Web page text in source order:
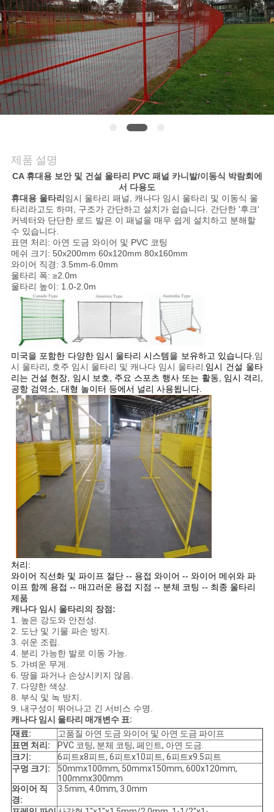
하
기
조
회
요
청
하
다
사
이
PRIVACY
POLICY
제품 설명
CA 휴대용 보안 및 건설 울타리 PVC 패널 카니발/이동식 박람회에
서 다용도
휴대용 울타리 임시 울타리 패널, 캐나다 임시 울타리 및 이동식 울
타리라고도 하며, 구조가 간단하고 설치가 쉽습니다. 간단한 '후크'
커넥터와 단단한 로드 발은 이 패널을 매우 쉽게 설치하고 분해할
수 있습니다.
표면 처리: 아연 도금 와이어 및 PVC 코팅
메쉬 크기: 50x200mm 60x120mm 80x160mm
와이어 직경: 3.5mm-6.0mm
울타리 폭: ≥2.0m
울타리 높이: 1.0-2.0m
미국을 포함한 다양한 임시 울타리 시스템을 보유하고 있습니다. 임
시 울타리, 호주 임시 울타리 및 캐나다 임시 울타리. 임시 건설 울타
리는 건설 현장, 임시 보호, 주요 스포츠 행사 또는 활동, 임시 격리,
공항 검역소, 대형 놀이터 등에서 널리 사용됩니다.
처리:
와이어 직선화 및 파이프 절단 -- 용접 와이어 -- 와이어 메쉬와 파
이프 함께 용접 -- 매끄러운 용접 지점 -- 분체 코팅 -- 최종 울타리
제품
캐나다 임시 울타리의 장점:
1. 높은 강도와 안전성.
2. 도난 및 기물 파손 방지.
3. 쉬운 조립.
4. 분리 가능한 발로 이동 가능.
5. 가벼운 무게.
6. 땅을 파거나 손상시키지 않음.
7. 다양한 색상.
8. 부식 및 녹 방지.
9. 내구성이 뛰어나고 긴 서비스 수명.
캐나다 임시 울타리 매개변수 표:
재료:
고품질 아연 도금 와이어 및 아연 도금 파이프
표면 처리:
PVC 코팅, 분체 코팅, 페인트, 아연 도금.
크기:
6피트x8피트, 6피트x10피트, 6피트x9.5피트
구멍 크기:
50mmx100mm, 50mmx150mm, 600x120mm,
100mmx300mm
와이어 직
경:
3.5mm, 4.0mm, 3.0mm